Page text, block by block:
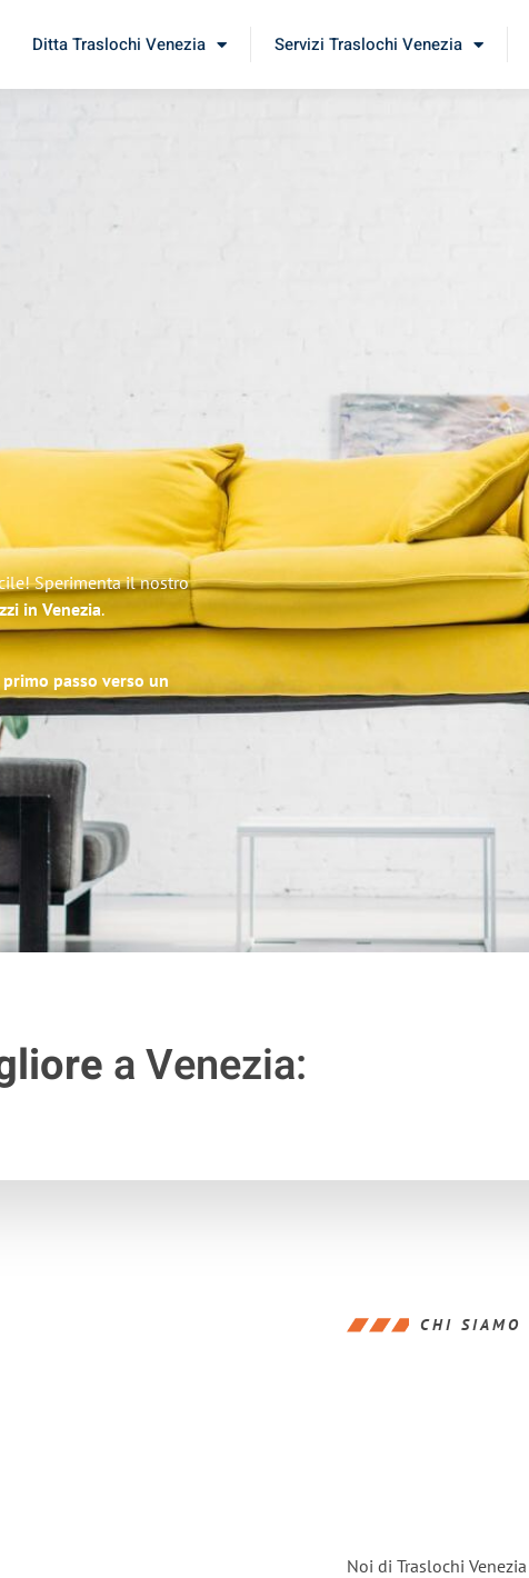
Ditta Traslochi Venezia Servizi Traslochi Venezia
Sperimenta il nostro
in Venezia.
passo verso un
a Venezia:
CHI SIAMO
Noi di Traslochi